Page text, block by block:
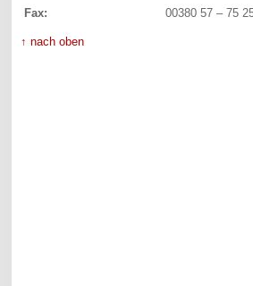
Fax:
00380 57 – 75
↑ nach oben